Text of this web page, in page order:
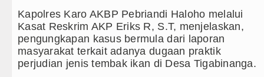
Juventus Dikalahkan Inter Milan di Laga
PSG Ditahan Manchester United Main Imbang
Chelsea Gilas AC Milan di Laga Persahabatan di
Kapolres Karo AKBP Pebriandi Haloho melalui
Kasat Reskrim AKP Eriks R, S.T, menjelaskan,
pengungkapan kasus bermula dari laporan
masyarakat terkait adanya dugaan praktik
perjudian jenis tembak ikan di Desa Tigabinanga.